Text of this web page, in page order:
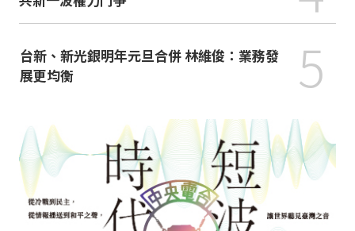
台新、新光銀明年元旦合併 林維俊：業務發
展更均衡
5